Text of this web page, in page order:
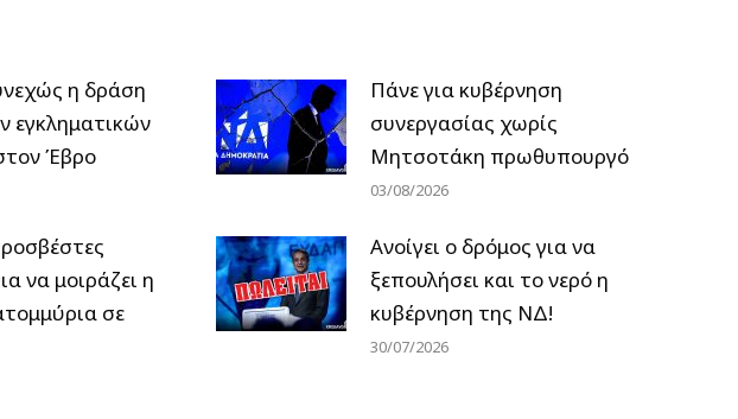
η δράση
εγκληματικών
Έβρο
Πάνε για κυβέρνηση
συνεργασίας χωρίς
Μητσοτάκη πρωθυπουργό
03/08/2026
να μοιράζει η
σε
Ανοίγει ο δρόμος για να
ξεπουλήσει και το νερό η
κυβέρνηση της ΝΔ!
30/07/2026